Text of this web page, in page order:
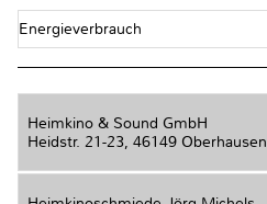
Energieverbrauch
Heimkino & Sound GmbH
Heidstr. 21-23, 46149 Oberhausen